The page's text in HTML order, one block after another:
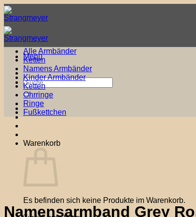
Zum
Inhalt
springen
Menü
Suche
nach:
Warenkorb
Es befinden sich keine Produkte im Warenkorb.
Alle Armbänder
Ketten
Namens Armbänder
Kinder Armbänder
Ketten
Ohrringe
Ringe
Fußkettchen
Namensarmband Grey